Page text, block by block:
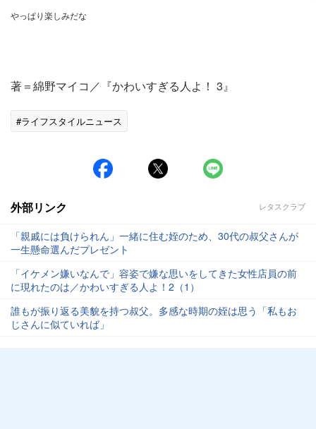
やっぱり楽しみだな
著＝綿野マイコ／『かわいすぎる人よ！ 3』
#ライフスタイルニュース
外部リンク レタスクラブ
「親戚には負けられん」一緒に住む姪のため、30代の叔父さんが
一生懸命選んだプレゼント
「イケメン嫌いなんで」容姿で嫌な思いをしてきた女性店員の前
に現れたのは／かわいすぎる人よ！2（1）
誰もが振り返る美貌を持つ叔父。多感な時期の姪は思う「私もお
じさんに似ていれば」